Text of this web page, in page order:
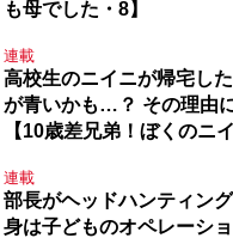
も母でした・8】
連載
高校生のニイニが帰宅し
が青いかも…？ その理由
【10歳差兄弟！ぼくのニ
連載
部長がヘッドハンティン
身は子どものオペレーシ